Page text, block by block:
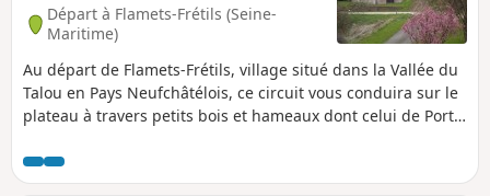
Départ à Flamets-Frétils (Seine-
Maritime)
Au départ de Flamets-Frétils, village situé dans la Vallée du
Talou en Pays Neufchâtélois, ce circuit vous conduira sur le
plateau à travers petits bois et hameaux dont celui de Port-